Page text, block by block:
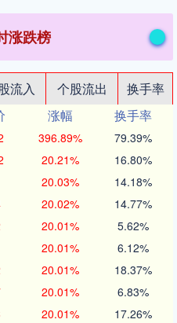
涨跌榜
流入 个股流出
换手率
涨幅
换手率
396.89% 79.39%
20.21% 16.80%
20.03% 14.18%
20.02% 14.77%
20.01% 5.62%
20.01% 6.12%
20.01% 18.37%
20.01% 6.83%
20.01% 17.26%